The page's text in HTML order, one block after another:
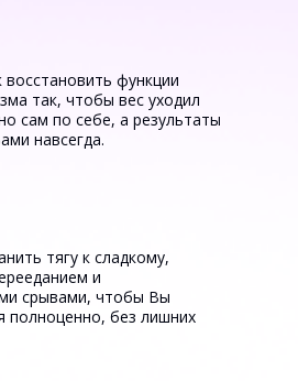
восстановить функции
так, чтобы вес уходил
сам по себе, а результаты
навсегда.
тягу к сладкому,
и
срывами, чтобы Вы
полноценно, без лишних